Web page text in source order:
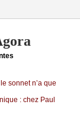
sоnnеt n’а quе
: сhеz Ρаul